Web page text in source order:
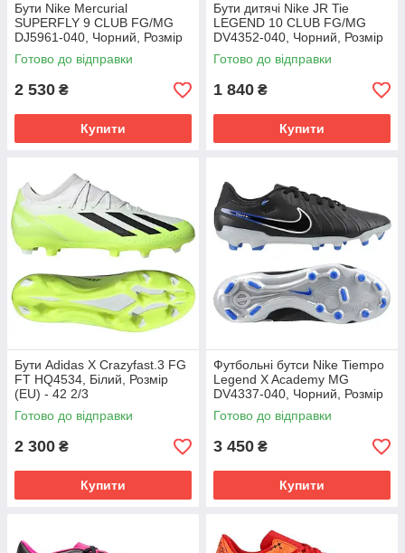
Бути Nike Mercurial
SUPERFLY 9 CLUB FG/MG
DJ5961-040, Чорний, Розмір
(EU) - 42
Готово до відправки
2 530 ₴
Купити
Бути дитячі Nike JR Tie
LEGEND 10 CLUB FG/MG
DV4352-040, Чорний, Розмір
(EU) - 38.5
Готово до відправки
1 840 ₴
Купити
Бути Adidas X Crazyfast.3 FG
FT HQ4534, Білий, Розмір
(EU) - 42 2/3
Готово до відправки
2 300 ₴
Купити
Футбольні бутси Nike Tiempo
Legend X Academy MG
DV4337-040, Чорний, Розмір
(EU) - 43
Готово до відправки
3 450 ₴
Купити